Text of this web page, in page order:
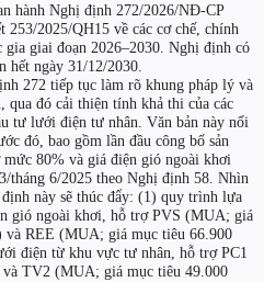
hành Nghị định 272/2026/NĐ-CP
2025/QH15 về các cơ chế, chính
gia giai đoạn 2026–2030. Nghị định có
hết ngày 31/12/2030.
272 tiếp tục làm rõ khung pháp lý và
qua đó cải thiện tính khả thi của các
tư lưới điện tư nhân. Văn bản này nối
đó, bao gồm lần đầu công bố sản
80% và giá điện gió ngoài khơi
tháng 6/2025 theo Nghị định 58. Nhìn
này sẽ thúc đẩy: (1) quy trình lựa
gió ngoài khơi, hỗ trợ PVS (MUA; giá
và REE (MUA; giá mục tiêu 66.900
điện từ khu vực tư nhân, hỗ trợ PC1
TV2 (MUA; giá mục tiêu 49.000